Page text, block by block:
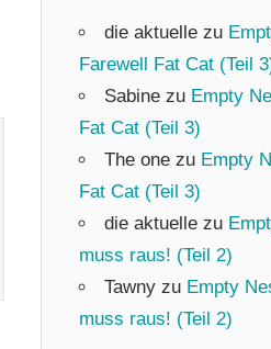
die aktuellezu
Farewell Fat Cat (Teil
Sabinezu Empty
Fat Cat (Teil 3)
The onezu Empty
Fat Cat (Teil 3)
die aktuellezu
muss raus! (Teil 2)
Tawnyzu Empty
muss raus! (Teil 2)